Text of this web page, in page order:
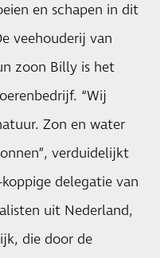
en schapen in dit
veehouderij van
zoon Billy is het
“Wij
Zon en water
verduidelijkt
delegatie van
uit Nederland,
die door de